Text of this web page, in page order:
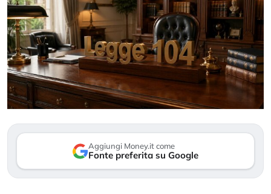
Aggiungi Money.it come
Fonte preferita su Google